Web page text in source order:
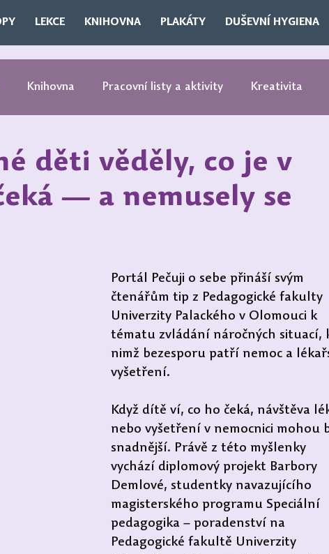
LEKCE KNIHOVNA PLAKÁTY DUŠEVNÍ HYGIENA
Knihovna Pracovní listy a aktivity Kreativita
děti věděly, co je v
— a nemusely se
Portál Pečuji o sebe přináší svým
čtenářům tip z Pedagogické fakulty
Univerzity Palackého v Olomouci k
tématu zvládání náročných situací,
nimž bezesporu patří nemoc a
vyšetření.
Když dítě ví, co ho čeká, návštěva
nebo vyšetření v nemocnici mohou
snadnější. Právě z této myšlenky
vychází diplomový projekt Barbory
Demlové, studentky navazujícího
magisterského programu Speciální
pedagogika – poradenství na
Pedagogické fakultě Univerzity